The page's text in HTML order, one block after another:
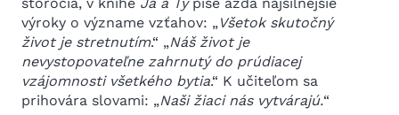
výroky o význame vzťahov: „Všetok skutočný
život je stretnutím.“ „Náš život je
nevystopovateľne zahrnutý do prúdiacej
vzájomnosti všetkého bytia.“ K učiteľom sa
prihovára slovami: „Naši žiaci nás vytvárajú.“